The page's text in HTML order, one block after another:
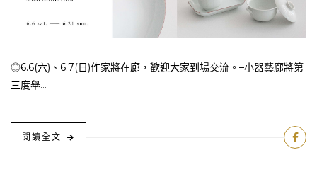
◎6.6(六)、6.7(日)作家將在廊，歡迎大家到場交流。–小器藝廊將第
三度舉...
閱讀全文